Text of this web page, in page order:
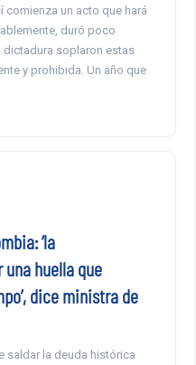
comienza un acto que hará
duró poco
soplaron estas
y prohibida. Un año que
‘la
huella que
dice ministra de
saldar la deuda histórica